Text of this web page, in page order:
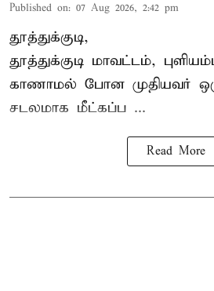
Published on: 07 Aug 2026, 2:42 pm
தூத்துக்குடி,
தூத்துக்குடி மாவட்டம்,
காணாமல் போன முதியவர்
சடலமாக மீட்கப்ப ...
Read More